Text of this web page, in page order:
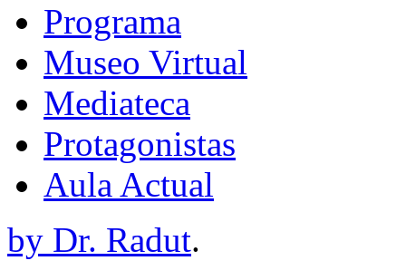
Programa
Museo Virtual
Mediateca
Protagonistas
Aula Actual
by Dr. Radut.